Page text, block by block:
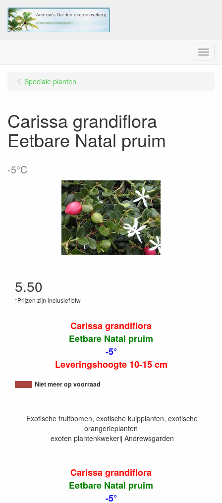
Menu
Speciale planten
Carissa grandiflora
Eetbare Natal pruim
-5°C
5.50
*Prijzen zijn inclusief btw
Carissa grandiflora
Eetbare Natal pruim
-5°
Leveringshoogte 10-15 cm
Niet meer op voorraad
Exotische fruitbomen, exotische kuipplanten, exotische
orangerieplanten
exoten plantenkwekerij Andrewsgarden
Carissa grandiflora
Eetbare Natal pruim
-5°